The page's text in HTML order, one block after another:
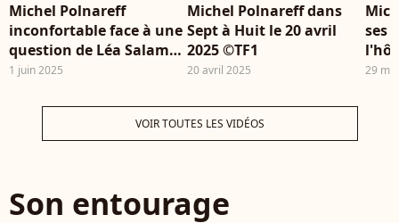
Michel Polnareff
inconfortable face à une
question de Léa Salamé
sur son père dans
France 2.
1 juin 2025
Michel Polnareff dans
Sept à Huit le 20 avril
2025 ©TF1
20 avril 2025
ses
29
VOIR TOUTES LES VIDÉOS
Son entourage